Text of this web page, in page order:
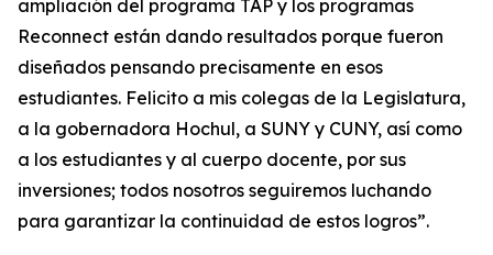
ampliación del programa TAP y los programas
Reconnect están dando resultados porque fueron
diseñados pensando precisamente en esos
estudiantes. Felicito a mis colegas de la Legislatura,
a la gobernadora Hochul, a SUNY y CUNY, así como
a los estudiantes y al cuerpo docente, por sus
inversiones; todos nosotros seguiremos luchando
para garantizar la continuidad de estos logros”.